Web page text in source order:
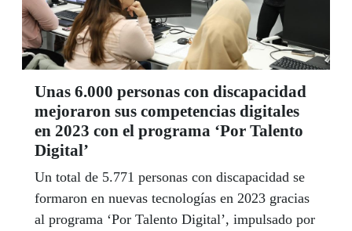
Unas 6.000 personas con discapacidad
mejoraron sus competencias digitales
en 2023 con el programa ‘Por Talento
Digital’
Un total de 5.771 personas con discapacidad se
formaron en nuevas tecnologías en 2023 gracias
al programa ‘Por Talento Digital’, impulsado por